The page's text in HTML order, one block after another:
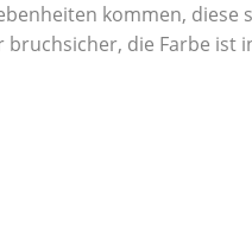
kommen,
die Farbe ist